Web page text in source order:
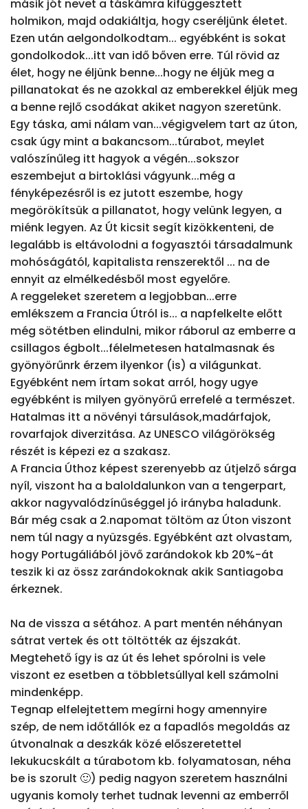
másik jót nevet a táskámra kifüggesztett
holmikon, majd odakiáltja, hogy cseréljünk életet.
Ezen után aelgondolkodtam... egyébként is sokat
gondolkodok...itt van idő bőven erre. Túl rövid az
élet, hogy ne éljünk benne...hogy ne éljük meg a
pillanatokat és ne azokkal az emberekkel éljük meg
a benne rejlő csodákat akiket nagyon szeretünk.
Egy táska, ami nálam van...végigvelem tart az úton,
csak úgy mint a bakancsom...túrabot, meylet
valószínűleg itt hagyok a végén...sokszor
eszembejut a birtoklási vágyunk...még a
fényképezésről is ez jutott eszembe, hogy
megörökítsük a pillanatot, hogy velünk legyen, a
miénk legyen. Az Út kicsit segít kizökkenteni, de
legalább is eltávolodni a fogyasztói társadalmunk
mohóságától, kapitalista renszerektől ... na de
ennyit az elmélkedésből most egyelőre.
A reggeleket szeretem a legjobban...erre
emlékszem a Francia Útról is... a napfelkelte előtt
még sötétben elindulni, mikor ráborul az emberre a
csillagos égbolt...félelmetesen hatalmasnak és
gyönyörűnrk érzem ilyenkor (is) a világunkat.
Egyébként nem írtam sokat arról, hogy ugye
egyébként is milyen gyönyörű errefelé a természet.
Hatalmas itt a növényi társulások,madárfajok,
rovarfajok diverzitása. Az UNESCO világörökség
részét is képezi ez a szakasz.
A Francia Úthoz képest szerenyebb az útjelző sárga
nyíl, viszont ha a baloldalunkon van a tengerpart,
akkor nagyvalódzínűséggel jó irányba haladunk.
Bár még csak a 2.napomat töltöm az Úton viszont
nem túl nagy a nyüzsgés. Egyébként azt olvastam,
hogy Portugáliából jövő zarándokok kb 20%-át
teszik ki az össz zarándokoknak akik Santiagoba
érkeznek.
Na de vissza a sétához. A part mentén néhányan
sátrat vertek és ott töltötték az éjszakát.
Megtehető így is az út és lehet spórolni is vele
viszont ez esetben a többletsúllyal kell számolni
mindenképp.
Tegnap elfelejtettem megírni hogy amennyire
szép, de nem időtállók ez a fapadlós megoldás az
útvonalnak a deszkák közé előszeretettel
lekukucskált a túrabotom kb. folyamatosan, néha
be is szorult 🙂) pedig nagyon szeretem használni
ugyanis komoly terhet tudnak levenni az emberről